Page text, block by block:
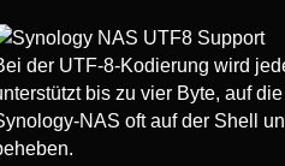
der UTF-8-Kodierung wird
bis zu vier Byte, auf
NAS oft auf der Shell